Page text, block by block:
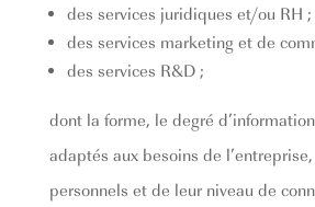
des services juridiques et/ou RH ;
des services marketing et de
des services R&D ;
dont la forme, le degré
adaptés aux besoins de
personnels et de leur niveau de